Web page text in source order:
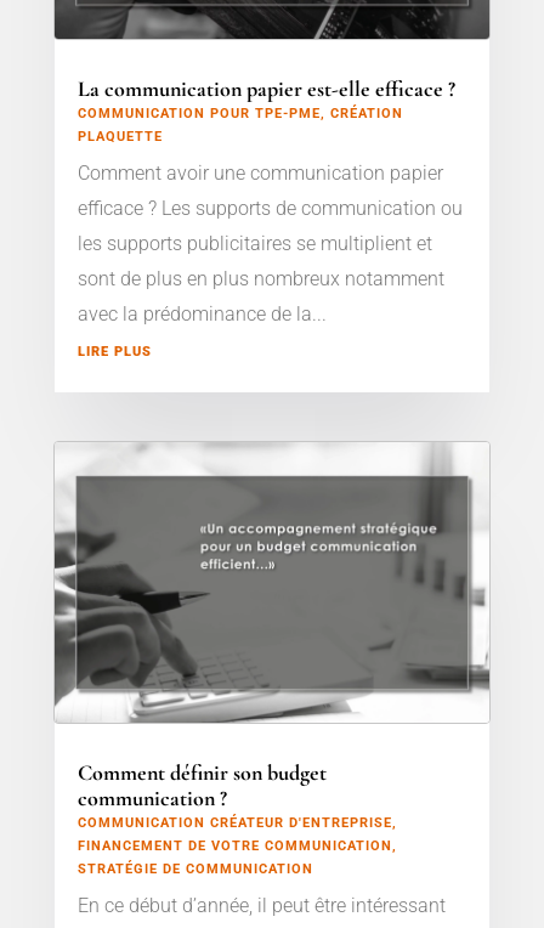
La communication papier est-elle efficace ?
COMMUNICATION POUR TPE-PME, CRÉATION
PLAQUETTE
Comment avoir une communication papier
efficace ? Les supports de communication ou
les supports publicitaires se multiplient et
sont de plus en plus nombreux notamment
avec la prédominance de la...
LIRE PLUS
Comment définir son budget
communication ?
COMMUNICATION CRÉATEUR D'ENTREPRISE,
FINANCEMENT DE VOTRE COMMUNICATION ,
STRATÉGIE DE COMMUNICATION
En ce début d’année, il peut être intéressant